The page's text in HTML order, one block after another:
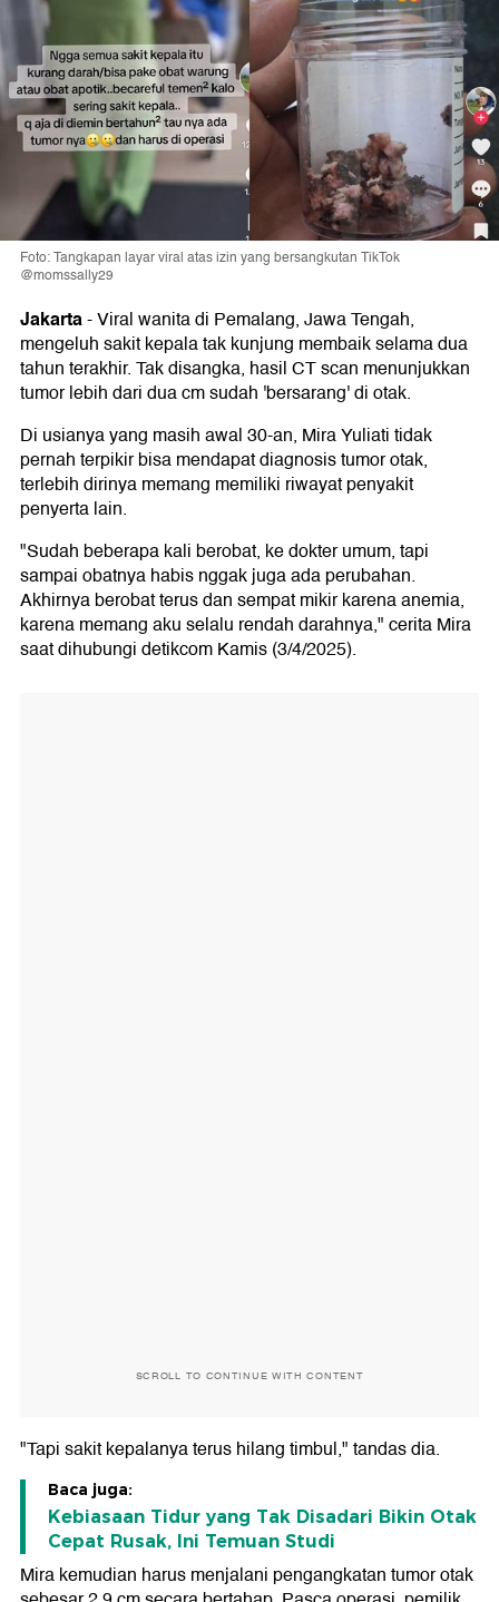
Foto: Tangkapan layar viral atas izin yang bersangkutan TikTok
@momssally29
Jakarta-Viral wanita di Pemalang, Jawa Tengah,
mengeluh sakit kepala tak kunjung membaik selama dua
tahun terakhir. Tak disangka, hasil CT scan menunjukkan
tumor lebih dari dua cm sudah 'bersarang' di otak.
Di usianya yang masih awal 30-an, Mira Yuliati tidak
pernah terpikir bisa mendapat diagnosis tumor otak,
terlebih dirinya memang memiliki riwayat penyakit
penyerta lain.
"Sudah beberapa kali berobat, ke dokter umum, tapi
sampai obatnya habis nggak juga ada perubahan.
Akhirnya berobat terus dan sempat mikir karena anemia,
karena memang aku selalu rendah darahnya," cerita Mira
saat dihubungi detikcom Kamis (3/4/2025).
SCROLL TO CONTINUE WITH CONTENT
"Tapi sakit kepalanya terus hilang timbul," tandas dia.
Baca juga:
Kebiasaan Tidur yang Tak Disadari Bikin Otak
Cepat Rusak, Ini Temuan Studi
Mira kemudian harus menjalani pengangkatan tumor otak